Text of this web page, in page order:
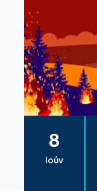
8
Ιούν